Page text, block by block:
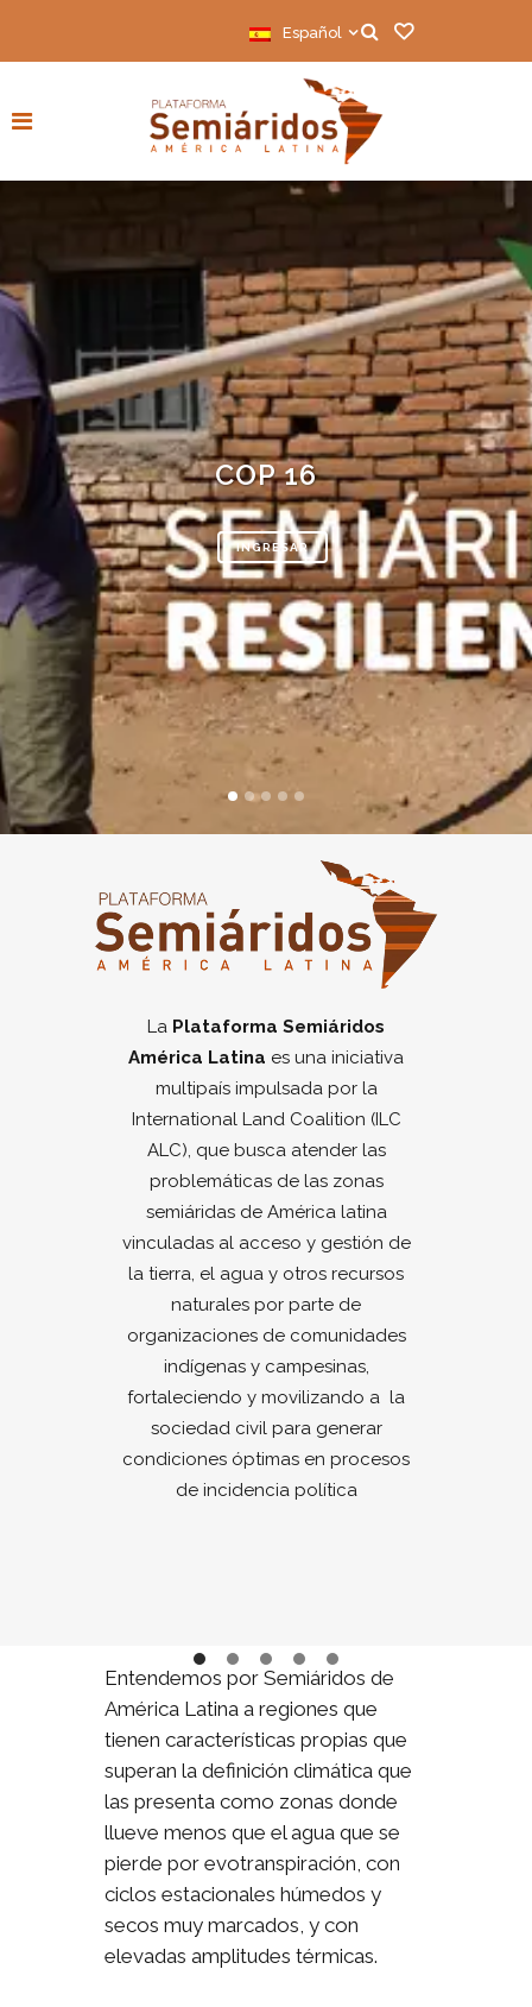
Español
COP 16
INGRESAR
La Plataforma Semiáridos
América Latina es una iniciativa
multipaís impulsada por la
International Land Coalition (ILC
ALC), que busca atender las
problemáticas de las zonas
semiáridas de América latina
vinculadas al acceso y gestión de
la tierra, el agua y otros recursos
naturales por parte de
organizaciones de comunidades
indígenas y campesinas,
fortaleciendo y movilizando a la
sociedad civil para generar
condiciones óptimas en procesos
de incidencia política
Entendemos por Semiáridos de
América Latina a regiones que
tienen características propias que
superan la definición climática que
las presenta como zonas donde
llueve menos que el agua que se
pierde por evotranspiración, con
ciclos estacionales húmedos y
secos muy marcados, y con
elevadas amplitudes térmicas.